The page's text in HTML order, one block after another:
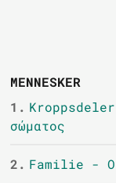
MENNESKER
1.
σώματος
2. Familie -